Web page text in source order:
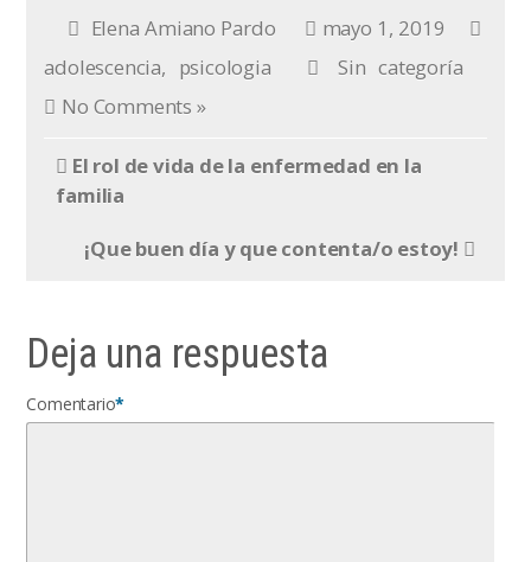
Elena Amiano Pardo
mayo 1, 2019
adolescencia, psicologia
Sin categoría
No Comments »
El rol de vida de la enfermedad en la
familia
¡Que buen día y que contenta/o estoy!
Deja una respuesta
Comentario*